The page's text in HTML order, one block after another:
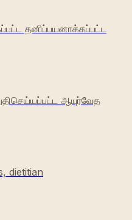
தனிப்பயனாக்கப்பட்ட
ஆயுர்வேத
dietitian